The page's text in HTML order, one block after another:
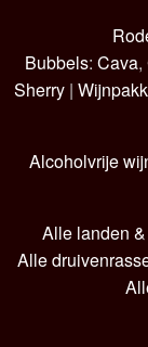
Bubbels: Cava,
Sherry |
Alcoholvrije
Alle landen
Alle